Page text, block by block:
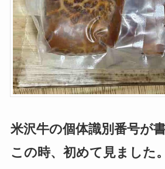
米沢牛の個体識別番号が
この時、初めて見ました。